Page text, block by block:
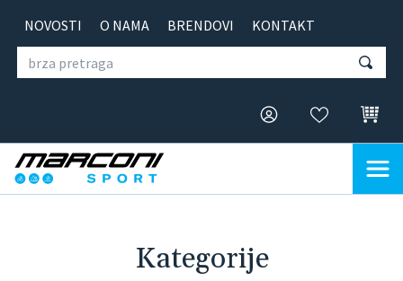
NOVOSTI O NAMA BRENDOVI KONTAKT
Kategorije